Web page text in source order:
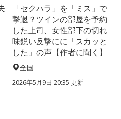
「セクハラ」を「ミス」で
撃退？ツインの部屋を予約
した上司、女性部下の切れ
味鋭い反撃にに「スカッと
した」の声【作者に聞く】
全国
2026年5月9日 20:35 更新